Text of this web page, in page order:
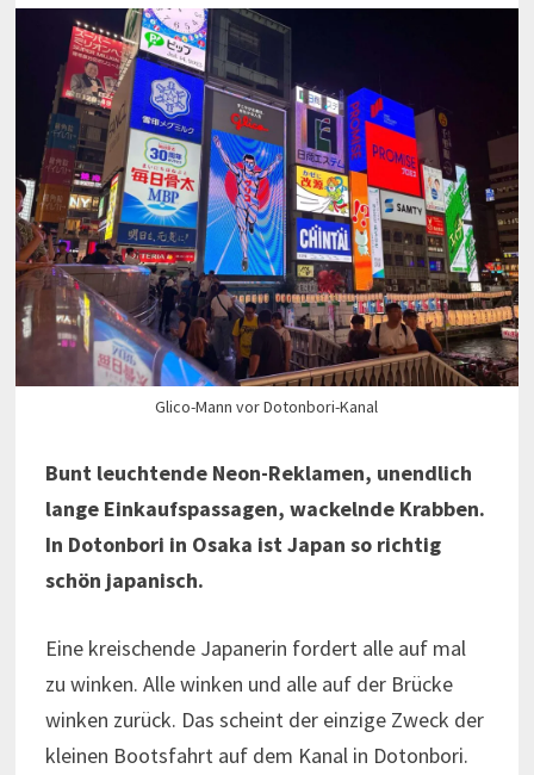
Glico-Mann vor Dotonbori-Kanal
Bunt leuchtende Neon-Reklamen, unendlich
lange Einkaufspassagen, wackelnde Krabben.
In Dotonbori in Osaka ist Japan so richtig
schön japanisch.
Eine kreischende Japanerin fordert alle auf mal
zu winken. Alle winken und alle auf der Brücke
winken zurück. Das scheint der einzige Zweck der
kleinen Bootsfahrt auf dem Kanal in Dotonbori.